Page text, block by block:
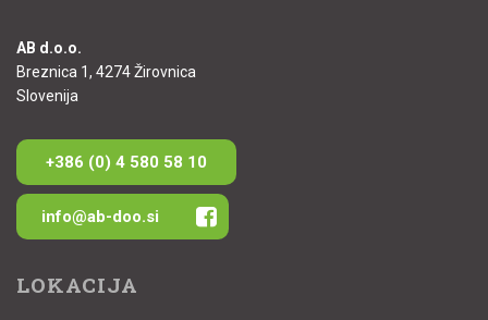
AB d.o.o.
Breznica 1, 4274 Žirovnica
Slovenija
+386 (0) 4 580 58 10
info@ab-doo.si
LOKACIJA